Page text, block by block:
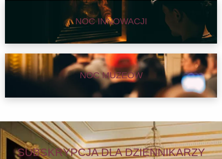
NOC INNOWACJI
NOC MUZEÓW
SUBSKRYPCJA DLA DZIENNIKARZY